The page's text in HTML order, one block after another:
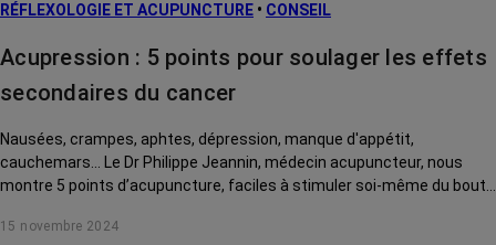
Traitements
La vie autour
RÉFLEXOLOGIE ET ACUPUNCTURE • CONSEIL
Acupression : 5 points pour soulager les effets
secondaires du cancer
Nausées, crampes, aphtes, dépression, manque d'appétit,
cauchemars... Le Dr Philippe Jeannin, médecin acupuncteur, nous
montre 5 points d’acupuncture, faciles à stimuler soi-même du bout
traitements.
15 novembre 2024